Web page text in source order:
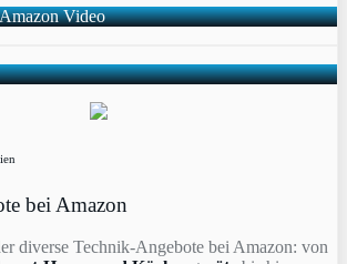
Video
bei Amazon
diverse Technik-Angebote bei Amazon: von